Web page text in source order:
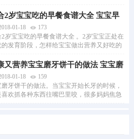
2岁宝宝吃的早餐食谱大全 宝宝早
单营养的首选
01-18 173
2岁宝宝吃的早餐食谱大全 。2岁宝宝正处在
的发育阶段，怎样给宝宝做出营养又好吃的
又营养宝宝磨牙饼干的做法 宝宝磨
小帮手
01-18 159
牙饼干的做法。当宝宝开始长牙的时候，
喜欢抓各种东西往嘴巴里咬，很多妈妈焦急